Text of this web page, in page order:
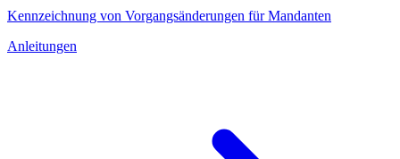
Kennzeichnung von Vorgangsänderungen für Mandanten
Anleitungen